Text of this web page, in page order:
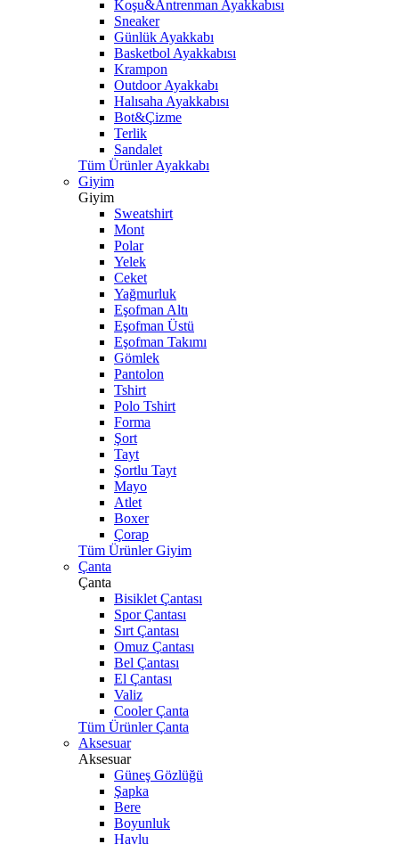
Koşu&Antrenman Ayakkabısı
Sneaker
Günlük Ayakkabı
Basketbol Ayakkabısı
Krampon
Outdoor Ayakkabı
Halısaha Ayakkabısı
Bot&Çizme
Terlik
Sandalet
Tüm Ürünler Ayakkabı
Giyim
Giyim
Sweatshirt
Mont
Polar
Yelek
Ceket
Yağmurluk
Eşofman Altı
Eşofman Üstü
Eşofman Takımı
Gömlek
Pantolon
Tshirt
Polo Tshirt
Forma
Şort
Tayt
Şortlu Tayt
Mayo
Atlet
Boxer
Çorap
Tüm Ürünler Giyim
Çanta
Çanta
Bisiklet Çantası
Spor Çantası
Sırt Çantası
Omuz Çantası
Bel Çantası
El Çantası
Valiz
Cooler Çanta
Tüm Ürünler Çanta
Aksesuar
Aksesuar
Güneş Gözlüğü
Şapka
Bere
Boyunluk
Havlu